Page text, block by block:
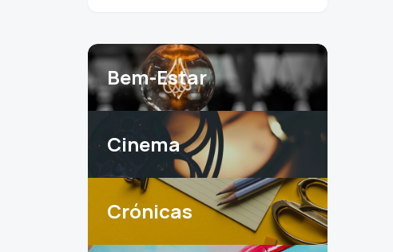
Bem-Estar
Cinema
Crónicas